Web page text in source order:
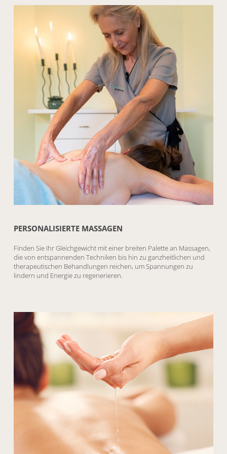
PERSONALISIERTE MASSAGEN
Finden Sie Ihr Gleichgewicht mit einer breiten Palette an Massagen,
die von entspannenden Techniken bis hin zu ganzheitlichen und
therapeutischen Behandlungen reichen, um Spannungen zu
lindern und Energie zu regenerieren.